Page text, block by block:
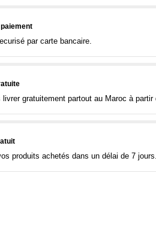
par carte bancaire.
livrer gratuitement partout au Maroc à partir
produits achetés dans un délai de 7 jours.